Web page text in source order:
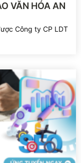
VĂN HÓA AN
Công ty CP LDT